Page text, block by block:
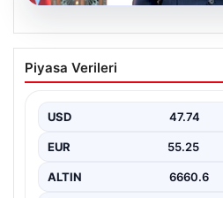
Bakan Gürlek’ten
Hakkında Önemli
Edilecek
Adalet Bakanı Akın Gürlek,
dönemi başlatacak çerçeve
Piyasa Verileri
USD 47.74
EUR 55.25
ALTIN 6660.6